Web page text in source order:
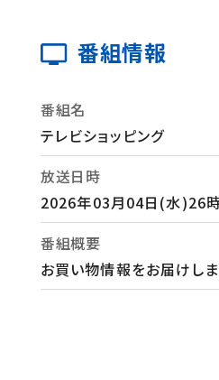
番組情報
番組名
テレビショッピング
放送日時
2026年03月04日(水)26
番組概要
お買い物情報をお届けしま